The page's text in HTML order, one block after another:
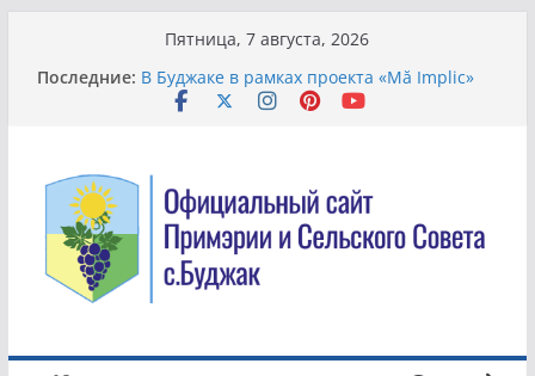
содержимому
Пятница, 7 августа, 2026
Последние: В Буджаке в рамках проекта «Mă Implic»
модернизируют систему управления
людьми.
Жители села Буджак вышли на
общеобластной субботник по
благоустройству территории
В Молдове хотят упростить смену банка и
сделать комиссии более понятными для
саду